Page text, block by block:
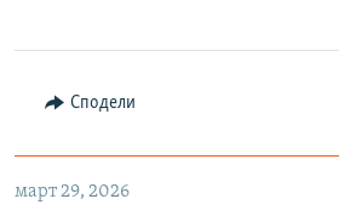
Сподели
март 29, 2026